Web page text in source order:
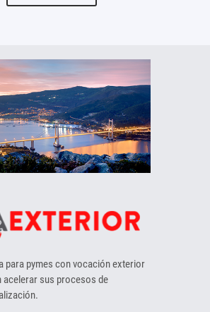
para pymes con vocación exterior
acelerar sus procesos de